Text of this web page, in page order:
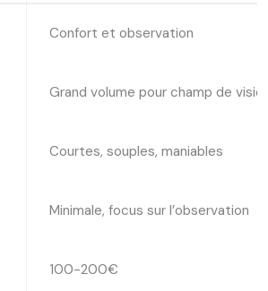
Confort et observation
Grand volume pour champ de
Courtes, souples, maniables
Minimale, focus sur l’observation
100-200€